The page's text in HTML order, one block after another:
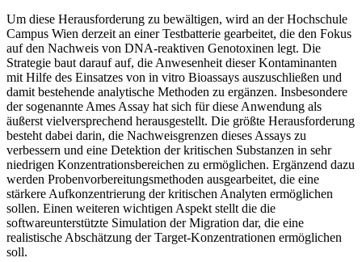
Um diese Herausforderung zu bewältigen, wird an der Hochschule
Campus Wien derzeit an einer Testbatterie gearbeitet, die den Fokus
auf den Nachweis von DNA-reaktiven Genotoxinen legt. Die
Strategie baut darauf auf, die Anwesenheit dieser Kontaminanten
mit Hilfe des Einsatzes von in vitro Bioassays auszuschließen und
damit bestehende analytische Methoden zu ergänzen. Insbesondere
der sogenannte Ames Assay hat sich für diese Anwendung als
äußerst vielversprechend herausgestellt. Die größte Herausforderung
besteht dabei darin, die Nachweisgrenzen dieses Assays zu
verbessern und eine Detektion der kritischen Substanzen in sehr
niedrigen Konzentrationsbereichen zu ermöglichen. Ergänzend dazu
werden Probenvorbereitungsmethoden ausgearbeitet, die eine
stärkere Aufkonzentrierung der kritischen Analyten ermöglichen
sollen. Einen weiteren wichtigen Aspekt stellt die die
softwareunterstützte Simulation der Migration dar, die eine
realistische Abschätzung der Target-Konzentrationen ermöglichen
soll.